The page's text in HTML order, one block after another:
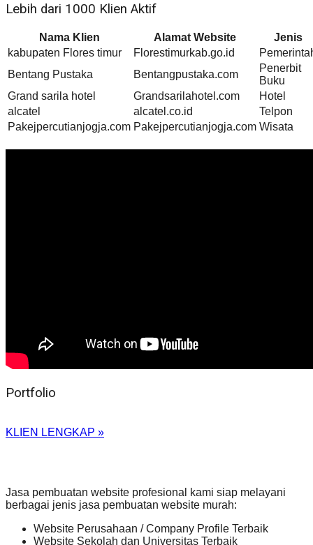
Lebih dari 1000 Klien Aktif
Nama Klien Alamat Website
Jenis
kabupaten Flores timur
Florestimurkab.go.id
Bentang Pustaka
Bentangpustaka.com
Penerbit
Buku
Grand sarila hotel
Grandsarilahotel.com
Hotel
alcatel
alcatel.co.id
Telpon
Pakejpercutianjogja.com Pakejpercutianjogja.com Wisata
Portfolio
KLIEN LENGKAP »
Jasa pembuatan website profesional kami siap melayani
berbagai jenis jasa pembuatan website murah:
Website Perusahaan / Company Profile Terbaik
Website Sekolah dan Universitas Terbaik